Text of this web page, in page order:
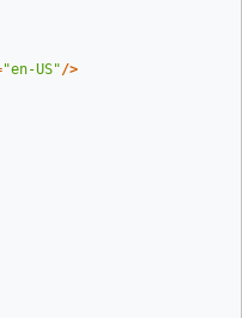
"en-US"/>